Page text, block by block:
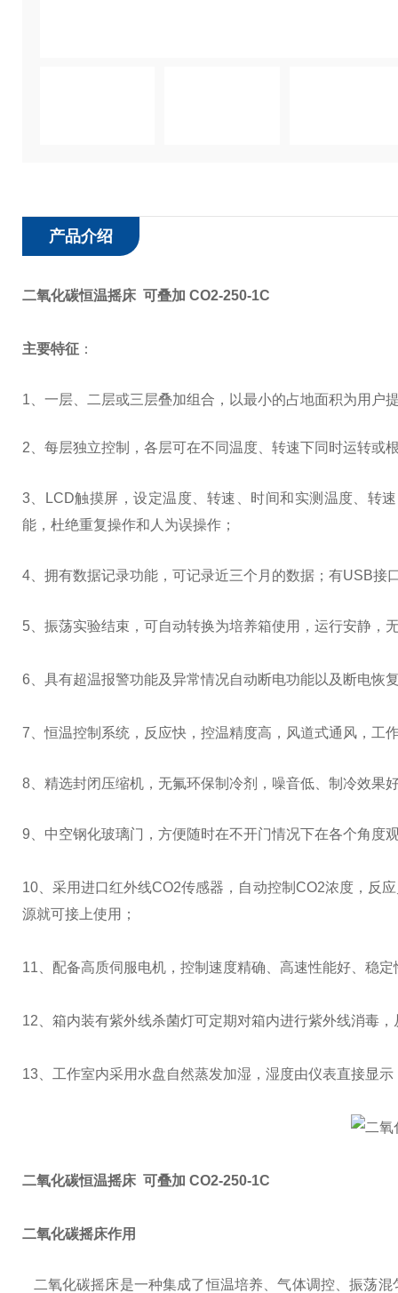
产品介绍
二氧化碳恒温摇床 可叠加 CO2-250-1C
主要特征 ：
1、一层、二层或三层叠加组合，以最小的占地面积为用户
2、每层独立控制，各层可在不同温度、转速下同时运转或
3 、LCD触摸屏，设定温度、转速、时间和实测温度、转
能，杜绝重复操作和人为误操作；
4、拥有数据记录功能，可记录近三个月的数据；有USB接
5 、振荡实验结束，可自动转换为培养箱使用，运行安静，
6 、具有超温报警功能及异常情况自动断电功能以及断电
7 、恒温控制系统，反应快，控温精度高，风道式通风，工
8、精选封闭压缩机，无氟环保制冷剂，噪音低、制冷效果
9 、中空钢化玻璃门，方便随时在不开门情况下在各个角度
10 、采用进口红外线CO2传感器，自动控制 CO2浓度，反
源就可接上使用；
11 、配备高质伺服电机，控制速度精确、高速性能好、稳定
12 、箱内装有紫外线杀菌灯可定期对箱内进行紫外线消毒
13 、工作室内采用水盘自然蒸发加湿，湿度由仪表直接显示
二氧化碳恒温摇床 可叠加 CO2-250-1C
二氧化碳摇床作用
二氧化碳摇床是一种集成了恒温培养、气体调控、振荡